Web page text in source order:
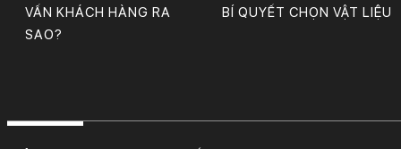
VẤN KHÁCH HÀNG RA
SAO?
BÍ QUYẾT CHỌN VẬT LIỆU